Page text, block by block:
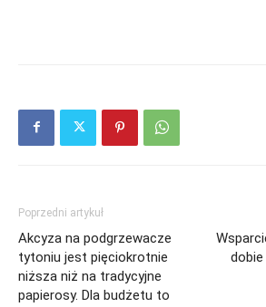
Poprzedni artykuł
Akcyza na podgrzewacze
tytoniu jest pięciokrotnie
niższa niż na tradycyjne
papierosy. Dla budżetu to